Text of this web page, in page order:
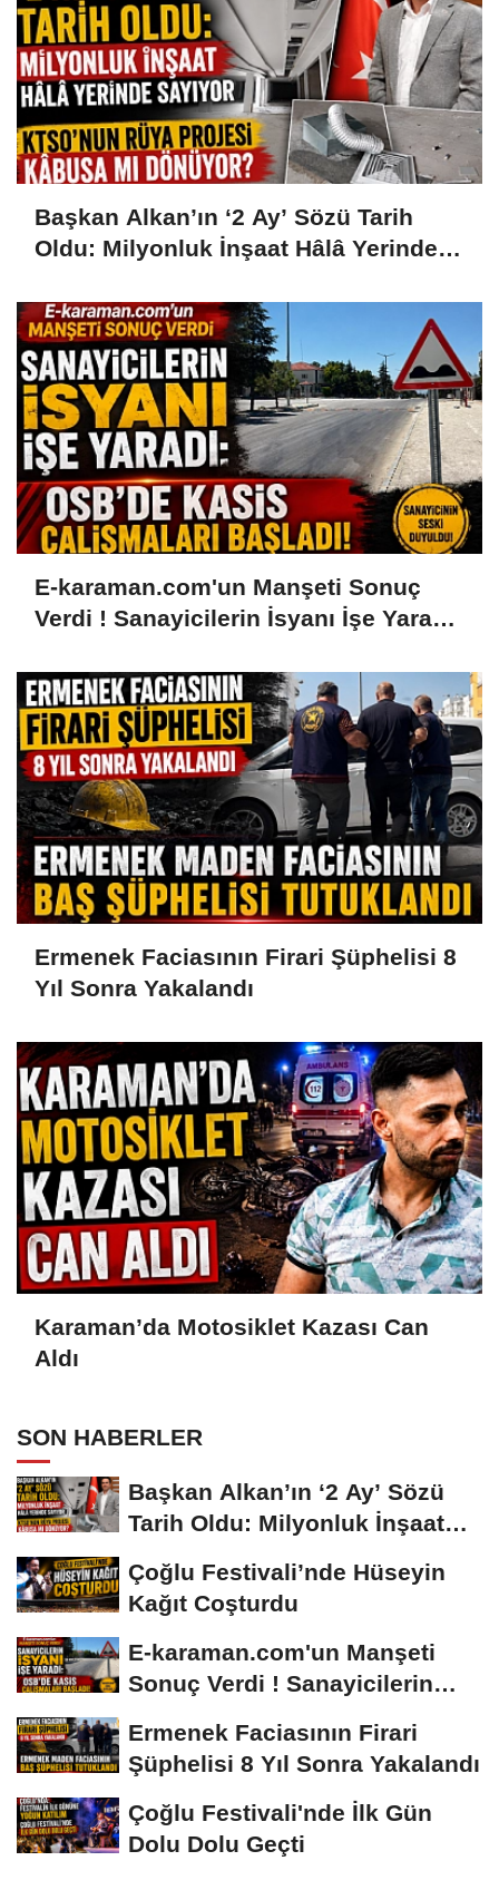
Başkan Alkan’ın ‘2 Ay’ Sözü Tarih
Oldu: Milyonluk İnşaat Hâlâ Yerinde
E-karaman.com'un Manşeti Sonuç
Verdi ! Sanayicilerin İsyanı İşe Yaradı:
Ermenek Faciasının Firari Şüphelisi 8
Yıl Sonra Yakalandı
Karaman’da Motosiklet Kazası Can
Aldı
SON HABERLER
Başkan Alkan’ın ‘2 Ay’ Sözü
Tarih Oldu: Milyonluk İnşaat
Çoğlu Festivali’nde Hüseyin
Kağıt Coşturdu
E-karaman.com'un Manşeti
Sonuç Verdi ! Sanayicilerin
Ermenek Faciasının Firari
Şüphelisi 8 Yıl Sonra Yakalandı
Çoğlu Festivali'nde İlk Gün
Dolu Dolu Geçti